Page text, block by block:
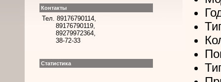
Контакты
Тел. 89176790114,
89176790119,
89279972364,
38-72-33
Статистика